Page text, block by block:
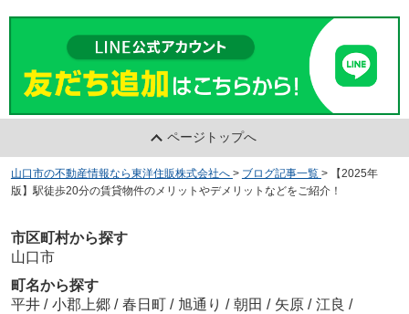
ページトップへ
山口市の不動産情報なら東洋住販株式会社へ > ブログ記事一覧 >
【2025年
版】駅徒歩20分の賃貸物件のメリットやデメリットなどをご紹介！
市区町村から探す
山口市
町名から探す
平井 / 小郡上郷 / 春日町 / 旭通り / 朝田 / 矢原 / 江良 /